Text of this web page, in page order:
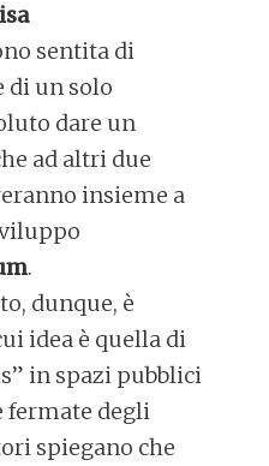
sentita di
di un solo
dare un
ad altri due
insieme a
.
dunque, è
idea è quella di
in spazi pubblici
fermate degli
spiegano che